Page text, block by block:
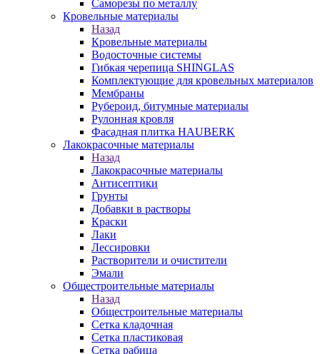
Саморезы по металлу
Кровельные материалы
Назад
Кровельные материалы
Водосточные системы
Гибкая черепица SHINGLAS
Комплектующие для кровельных материалов
Мембраны
Рубероид, битумные материалы
Рулонная кровля
Фасадная плитка HAUBERK
Лакокрасочные материалы
Назад
Лакокрасочные материалы
Антисептики
Грунты
Добавки в растворы
Краски
Лаки
Лессировки
Растворители и очистители
Эмали
Общестроительные материалы
Назад
Общестроительные материалы
Сетка кладочная
Сетка пластиковая
Сетка рабица